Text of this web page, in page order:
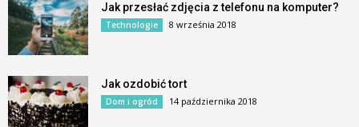
Jak przesłać zdjęcia z telefonu na komputer?
Technologie 8 września 2018
Jak ozdobić tort
Dom i ogród 14 października 2018